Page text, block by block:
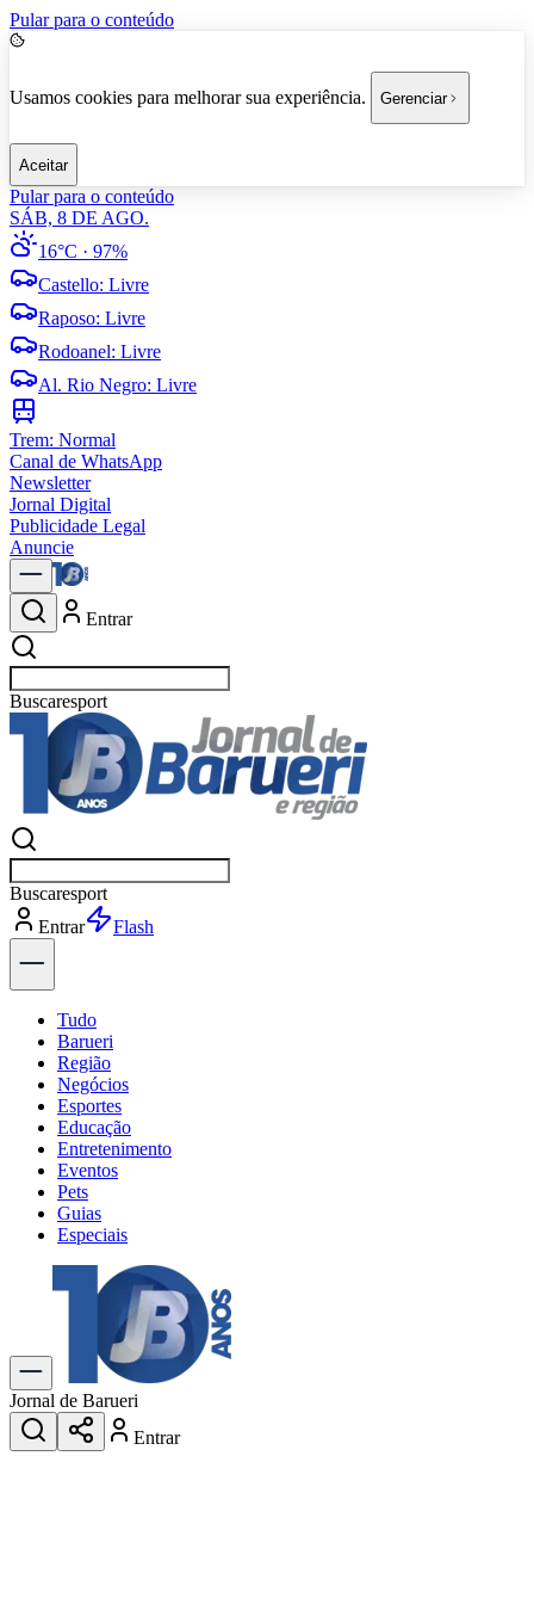
Pular para o conteúdo
Usamos cookies para melhorar sua experiência. Gerenciar
Aceitar
Pular para o conteúdo
SÁB, 8 DE AGO.
16°C · 97%
Castello: Livre
Raposo: Livre
Rodoanel: Livre
Al. Rio Negro: Livre
Trem: Normal
Canal de WhatsApp
Newsletter
Jornal Digital
Publicidade Legal
Anuncie
Entrar
Buscarnot
Buscarnot
Entrar
Explorar
Tudo
Barueri
Região
Negócios
Esportes
Educação
Entretenimento
Eventos
Pets
Guias
Especiais
Explore Tudo
Últimas Notícias
Previsão do Tempo
Trânsito e Rotas
Dia a Dia & Lazer
Transportes
Gastronomia
Jornal de Barueri
Entrar